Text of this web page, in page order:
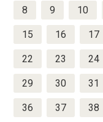
8 9 10
15 16 17
22 23 24
29 30 31
36 37 38